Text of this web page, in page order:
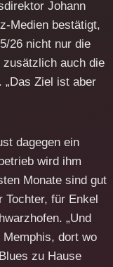
Johann
Medien bestätigt,
26 nicht nur die
auch die
„Das Ziel ist aber
dagegen ein
wird ihm
Monate sind gut
Tochter, für Enkel
„Und
dort wo
zu Hause